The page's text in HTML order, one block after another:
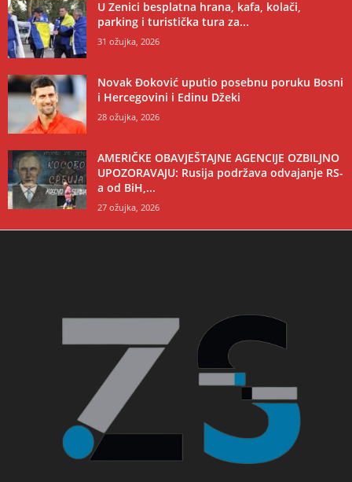
U Zenici besplatna hrana, kafa, kolači,
parking i turistička tura za...
31 ožujka, 2026
Novak Đoković uputio posebnu poruku Bosni
i Hercegovini i Edinu Džeki
28 ožujka, 2026
AMERIČKE OBAVJEŠTAJNE AGENCIJE OZBILJNO
UPOZORAVAJU: Rusija podržava odvajanje RS-
a od BiH,...
27 ožujka, 2026